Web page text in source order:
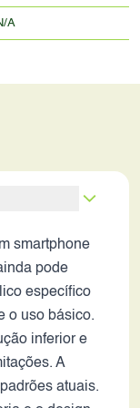
A
smartphone
pode
específico
o uso básico.
inferior e
A
atuais.